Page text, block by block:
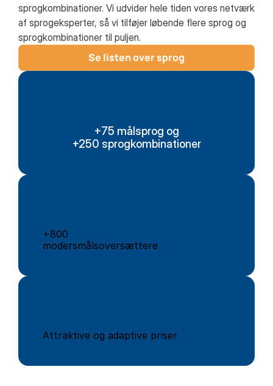
sprogkombinationer. Vi udvider hele tiden vores netværk
af sprogeksperter, så vi tilføjer løbende flere sprog og
sprogkombinationer til puljen.
Se listen over sprog
+75 målsprog og
+250 sprogkombinationer
+800
modersmålsoversættere
Attraktive og adaptive priser